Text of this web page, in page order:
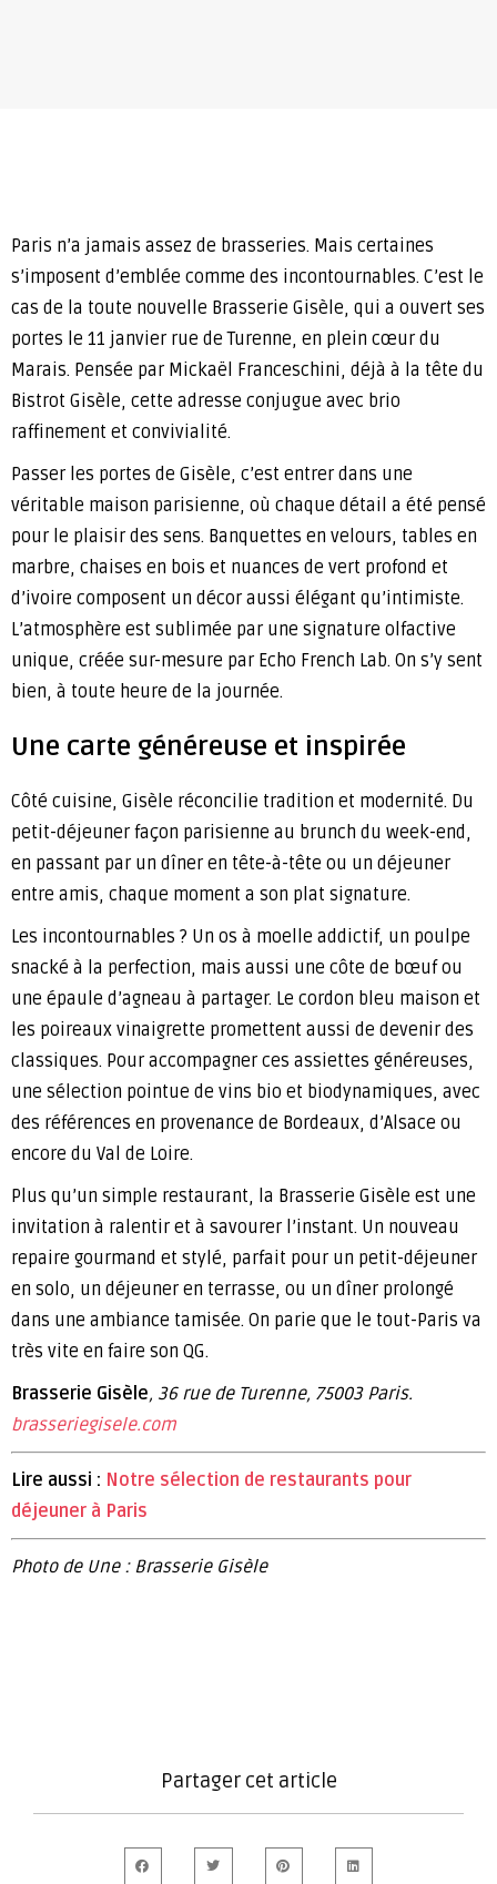
Paris n’a jamais assez de brasseries. Mais certaines
s’imposent d’emblée comme des incontournables. C’est le
cas de la toute nouvelle Brasserie Gisèle, qui a ouvert ses
portes le 11 janvier rue de Turenne, en plein cœur du
Marais. Pensée par Mickaël Franceschini, déjà à la tête du
Bistrot Gisèle, cette adresse conjugue avec brio
raffinement et convivialité.
Passer les portes de Gisèle, c’est entrer dans une
véritable maison parisienne, où chaque détail a été pensé
pour le plaisir des sens. Banquettes en velours, tables en
marbre, chaises en bois et nuances de vert profond et
d’ivoire composent un décor aussi élégant qu’intimiste.
L’atmosphère est sublimée par une signature olfactive
unique, créée sur-mesure par Echo French Lab. On s’y sent
bien, à toute heure de la journée.
Une carte généreuse et inspirée
Côté cuisine, Gisèle réconcilie tradition et modernité. Du
petit-déjeuner façon parisienne au brunch du week-end,
en passant par un dîner en tête-à-tête ou un déjeuner
entre amis, chaque moment a son plat signature.
Les incontournables ? Un os à moelle addictif, un poulpe
snacké à la perfection, mais aussi une côte de bœuf ou
une épaule d’agneau à partager. Le cordon bleu maison et
les poireaux vinaigrette promettent aussi de devenir des
classiques. Pour accompagner ces assiettes généreuses,
une sélection pointue de vins bio et biodynamiques, avec
des références en provenance de Bordeaux, d’Alsace ou
encore du Val de Loire.
Plus qu’un simple restaurant, la Brasserie Gisèle est une
invitation à ralentir et à savourer l’instant. Un nouveau
repaire gourmand et stylé, parfait pour un petit-déjeuner
en solo, un déjeuner en terrasse, ou un dîner prolongé
dans une ambiance tamisée. On parie que le tout-Paris va
très vite en faire son QG.
Brasserie Gisèle, 36 rue de Turenne, 75003 Paris.
brasseriegisele.com
Lire aussi : Notre sélection de restaurants pour
déjeuner à Paris
Photo de Une : Brasserie Gisèle
Partager cet article